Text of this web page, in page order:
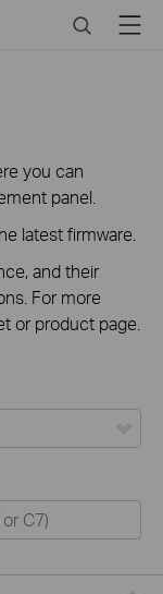
SearchMenu
you can
panel.
latest firmware.
and their
For more
or product page.